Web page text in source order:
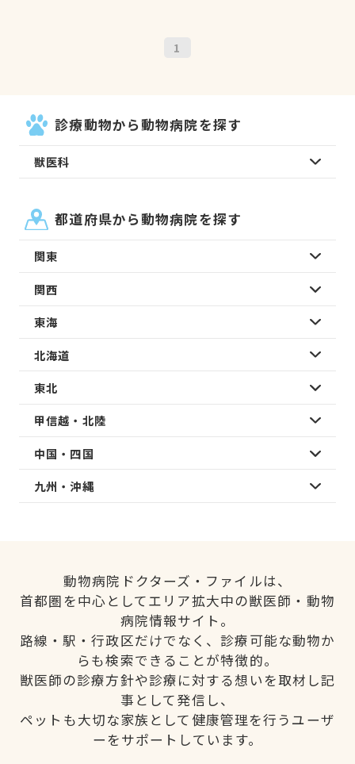
1
診療動物から動物病院を探す
獣医科
都道府県から動物病院を探す
関東
関西
東海
北海道
東北
甲信越・北陸
中国・四国
九州・沖縄
動物病院ドクターズ・ファイルは、
首都圏を中心としてエリア拡大中の獣医師・動物
病院情報サイト。
路線・駅・行政区だけでなく、診療可能な動物か
らも検索できることが特徴的。
獣医師の診療方針や診療に対する想いを取材し記
事として発信し、
ペットも大切な家族として健康管理を行うユーザ
ーをサポートしています。